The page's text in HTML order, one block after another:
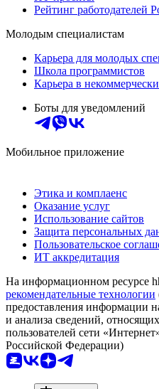
Рейтинг работодателей
Молодым специалистам
Карьера для молодых
Школа программистов
Карьера в
Боты для уведомлений
Мобильное приложение
Этика и комплаенс
Оказание услуг
Использование сайтов
Защита персональных
Пользовательское
ИТ аккредитация
На информационном ресурсе
рекомендательные технологии
предоставления информации
и анализа сведений,
пользователей сети
Российской Федерации)